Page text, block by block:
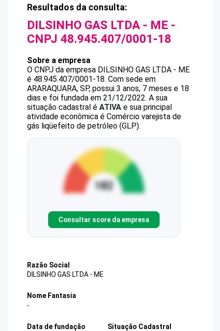
Resultados da consulta:
DILSINHO GAS LTDA - ME -
CNPJ 48.945.407/0001-18
Sobre a empresa
O CNPJ da empresa DILSINHO GAS LTDA - ME
é 48.945.407/0001-18. Com sede em
ARARAQUARA, SP, possui 3 anos, 7 meses e 18
dias e foi fundada em 21/12/2022. A sua
situação cadastral é ATIVA e sua principal
atividade econômica é Comércio varejista de
gás liqüefeito de petróleo (GLP).
Consultar score da empresa
Razão Social
DILSINHO GAS LTDA - ME
Nome Fantasia
-
Data de fundação
Situação Cadastral